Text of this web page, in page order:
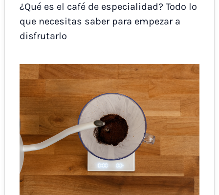
¿Qué es el café de especialidad? Todo lo
que necesitas saber para empezar a
disfrutarlo